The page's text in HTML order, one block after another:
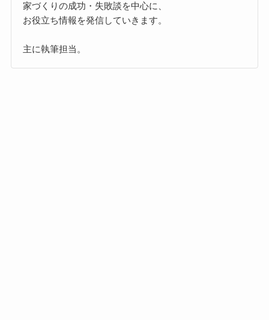
家づくりの成功・失敗談を中心に、
お役立ち情報を発信していきます。
主に執筆担当。